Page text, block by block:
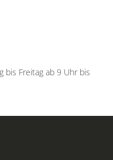
bis Freitag ab 9 Uhr bis